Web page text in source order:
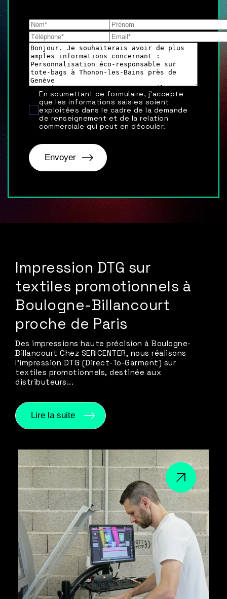
En soumettant ce formulaire, j'accepte
que les informations saisies soient
exploitées dans le cadre de la demande
de renseignement et de la relation
commerciale qui peut en découler.
Impression DTG sur
textiles promotionnels à
Boulogne-Billancourt
proche de Paris
Des impressions haute précision à Boulogne-
Billancourt Chez SERICENTER, nous réalisons
l’impression DTG (Direct-To-Garment) sur
textiles promotionnels, destinée aux
distributeurs...
Lire la suite